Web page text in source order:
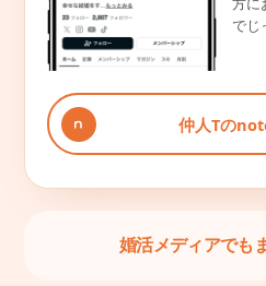
でじ
仲人Tの
婚活メディアでも